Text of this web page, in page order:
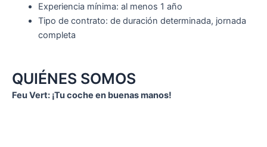
Experiencia mínima: al menos 1 año
Tipo de contrato: de duración determinada, jornada
completa
QUIÉNES SOMOS
Feu Vert: ¡Tu coche en buenas manos!